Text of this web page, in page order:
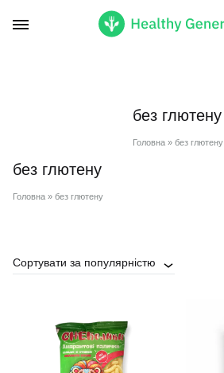
без глютену
Головна » без глютену
без глютену
Головна » без глютену
Сортувати за популярністю